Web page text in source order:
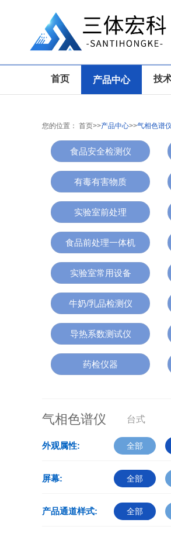
首页 产品中心 技
您的位置： 首页>>产品中心>>气相色谱仪
食品安全检测仪
有毒有害物质
实验室前处理
食品前处理一体机
实验室常用设备
牛奶/乳品检测仪
导热系数测试仪
药检仪器
气相色谱仪 台式
外观属性: 全部
屏幕: 全部
产品通道样式: 全部